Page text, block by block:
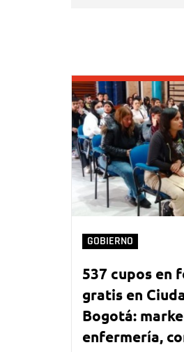
GOBIERNO
537 cupos en
gratis en
Bogotá:
enfermería,